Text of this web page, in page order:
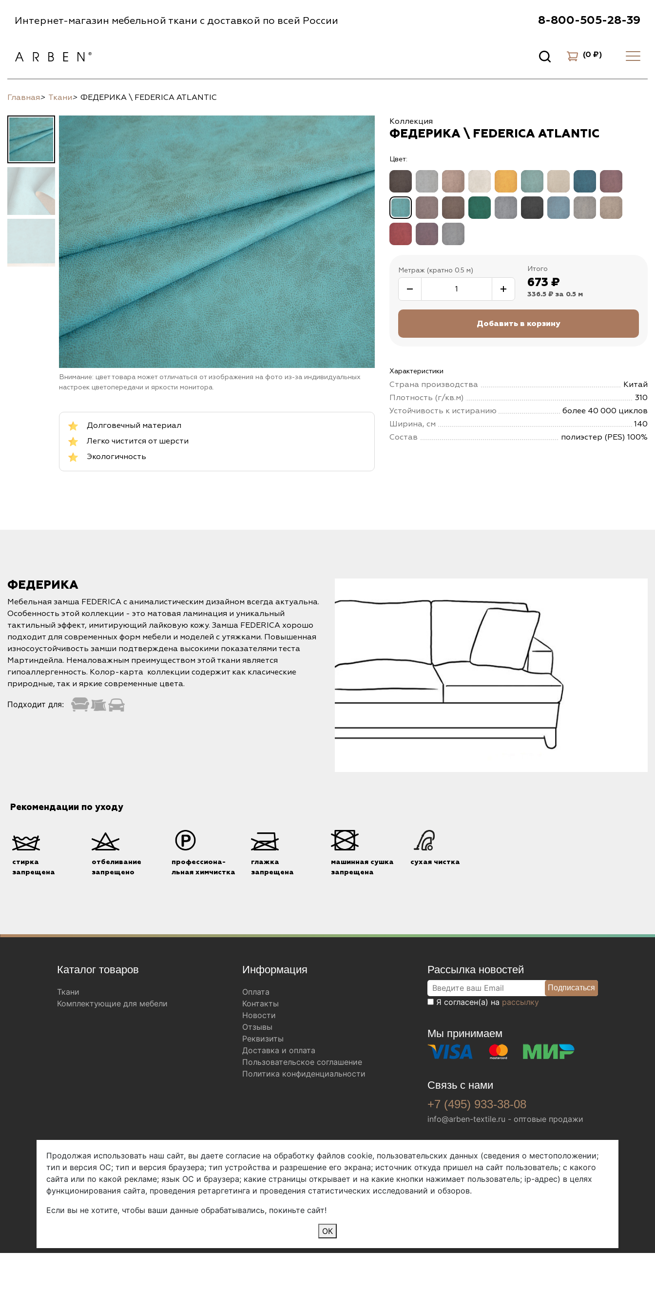
Интернет-магазин мебельной ткани с доставкой по всей России 8-800-505-28-39
(0 ₽)
Главная> Ткани> ФЕДЕРИКА \ FEDERICA ATLANTIC
Внимание: цвет товара может отличаться от изображения на фото из-за индивидуальных
настроек цветопередачи и яркости монитора.
Долговечный материал
Легко чистится от шерсти
Экологичность
Коллекция
ФЕДЕРИКА \ FEDERICA ATLANTIC
Цвет:
Метраж (кратно 0.5 м) Итого
673 ₽
336.5 ₽ за 0.5 м
Характеристики
Страна производства
Китай
Плотность (г/кв.м)
310
Устойчивость к истиранию
более 40 000 циклов
Ширина, см
140
Состав
полиэстер (PES) 100%
ФЕДЕРИКА
Мебельная замша FEDERICA с анималистическим дизайном всегда актуальна.
Особенность этой коллекции - это матовая ламинация и уникальный
тактильный эффект, имитирующий лайковую кожу. Замша FEDERICA хорошо
подходит для современных форм мебели и моделей с утяжками. Повышенная
износоустойчивость замши подтверждена высокими показателями теста
Мартиндейла. Немаловажным преимуществом этой ткани является
гипоаллергенность. Колор-карта коллекции содержит как класические
природные, так и яркие современные цвета.
Подходит для:
Рекомендации по уходу
стирка
запрещена
отбеливание
запрещено
профессиона-
льная химчистка
глажка
запрещена
машинная сушка
запрещена
сухая чистка
Каталог товаров
Ткани
Комплектующие для мебели
Информация
Оплата
Контакты
Новости
Отзывы
Реквизиты
Доставка и оплата
Пользовательское соглашение
Политика конфиденциальности
Рассылка новостей
Я согласен(а) на рассылку
Мы принимаем
Связь с нами
+7 (495) 933-38-08
info@arben-textile.ru - оптовые продажи
Арбен текстиль г. Щелково, пер.
1-й Советский д.25, владение 2.
Мы в соц. сетях
Продолжая использовать наш сайт, вы даете согласие на обработку файлов cookie, пользовательских данных (сведения о местоположении;
тип и версия ОС; тип и версия браузера; тип устройства и разрешение его экрана; источник откуда пришел на сайт пользователь; с какого
сайта или по какой рекламе; язык ОС и браузера; какие страницы открывает и на какие кнопки нажимает пользователь; ip-адрес) в целях
функционирования сайта, проведения ретаргетинга и проведения статистических исследований и обзоров.
Если вы не хотите, чтобы ваши данные обрабатывались, покиньте сайт!
ОК